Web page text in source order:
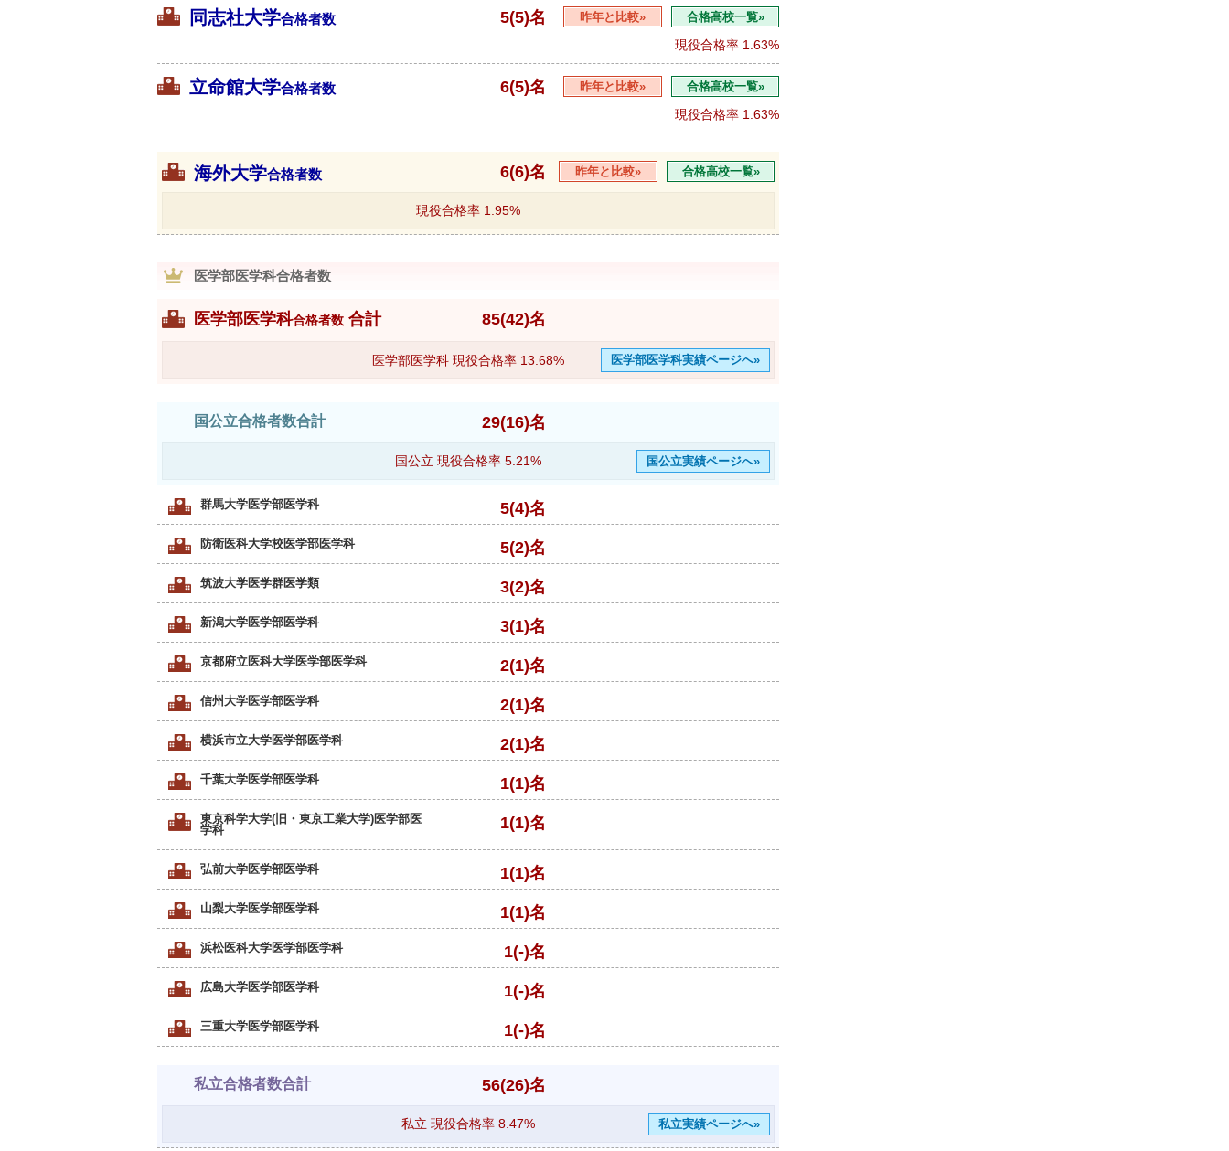
同志社大学合格者数 5(5)名 昨年と比較» 合格高校一覧»
現役合格率 1.63%
立命館大学合格者数 6(5)名 昨年と比較» 合格高校一覧»
現役合格率 1.63%
海外大学合格者数 6(6)名 昨年と比較» 合格高校一覧»
現役合格率 1.95%
医学部医学科合格者数
医学部医学科合格者数 合計 85(42)名
医学部医学科 現役合格率 13.68% 医学部医学科実績ページへ»
国公立合格者数合計 29(16)名
国公立 現役合格率 5.21% 国公立実績ページへ»
群馬大学医学部医学科 5(4)名
防衛医科大学校医学部医学科 5(2)名
筑波大学医学群医学類 3(2)名
新潟大学医学部医学科 3(1)名
京都府立医科大学医学部医学科 2(1)名
信州大学医学部医学科 2(1)名
横浜市立大学医学部医学科 2(1)名
千葉大学医学部医学科 1(1)名
東京科学大学(旧・東京工業大学)医学部医
学科
1(1)名
弘前大学医学部医学科 1(1)名
山梨大学医学部医学科 1(1)名
浜松医科大学医学部医学科 1(-)名
広島大学医学部医学科 1(-)名
三重大学医学部医学科 1(-)名
私立合格者数合計 56(26)名
私立 現役合格率 8.47% 私立実績ページへ»